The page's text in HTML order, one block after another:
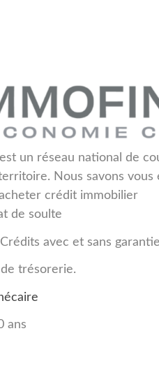
un réseau national de
Nous savons
crédit immobilier
de soulte
avec et sans
trésorerie.
ans